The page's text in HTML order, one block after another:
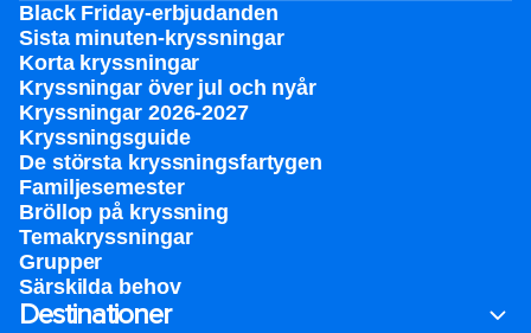
Black Friday-erbjudanden
Sista minuten-kryssningar
Korta kryssningar
Kryssningar över jul och nyår
Kryssningar 2026-2027
Kryssningsguide
De största kryssningsfartygen
Familjesemester
Bröllop på kryssning
Temakryssningar
Grupper
Särskilda behov
Destinationer